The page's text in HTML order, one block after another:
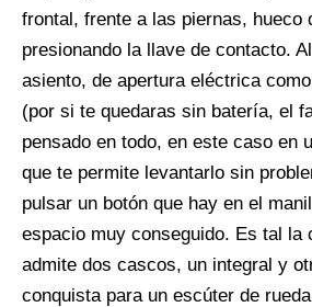
frontal, frente a las piernas, hueco
presionando la llave de contacto.
asiento, de apertura eléctrica
(por si te quedaras sin batería, el
pensado en todo, en este caso en
que te permite levantarlo sin
pulsar un botón que hay en el
espacio muy conseguido. Es tal la
admite dos cascos, un integral y
conquista para un escúter de